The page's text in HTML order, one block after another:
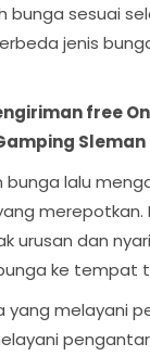
bunga sesuai
jenis
free
Sleman
bunga lalu
merepotkan.
urusan dan
ke tempat
yang melayani